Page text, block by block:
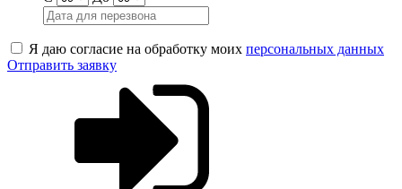
Я даю согласие на обработку моих персональных данных
Отправить заявку